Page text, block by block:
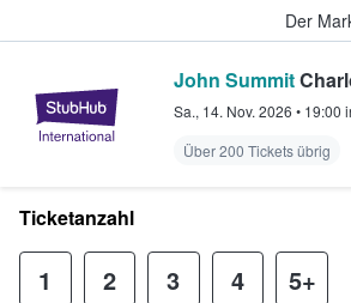
Der
StubHub - Wo
John Summit
Sa., 14. Nov. 2026 • 19:00
Über 200 Tickets übrig
Ticketanzahl
1 2 3 4 5+